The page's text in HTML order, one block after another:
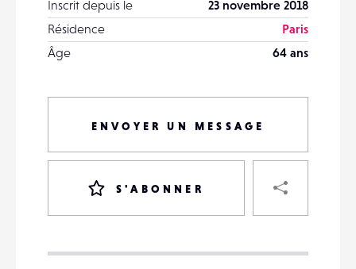
Inscrit depuis le
23 novembre 2018
Résidence
Paris
Âge
64 ans
ENVOYER UN MESSAGE
S'ABONNER